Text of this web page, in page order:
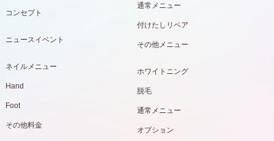
コンセプト
ニュースイベント
ネイルメニュー
Hand
Foot
その他料金
通常メニュー
付けたしリペア
その他メニュー
ホワイトニング
脱毛
通常メニュー
オプション